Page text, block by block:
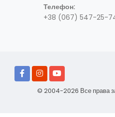
Телефон:
+38 (067) 547-25-
© 2004-2026 Все права